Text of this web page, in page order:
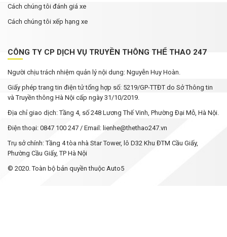
Cách chúng tôi đánh giá xe
Cách chúng tôi xếp hạng xe
CÔNG TY CP DỊCH VỤ TRUYỀN THÔNG THỂ THAO 247
Người chịu trách nhiệm quản lý nội dung: Nguyễn Huy Hoàn.
Giấy phép trang tin điện tử tổng hợp số: 5219/GP-TTĐT do Sở Thông tin
và Truyền thông Hà Nội cấp ngày 31/10/2019.
Địa chỉ giao dịch: Tầng 4, số 248 Lương Thế Vinh, Phường Đại Mỗ, Hà Nội.
Điện thoại: 0847 100 247 / Email: lienhe@thethao247.vn
Trụ sở chính: Tầng 4 tòa nhà Star Tower, lô D32 Khu ĐTM Cầu Giấy,
Phường Cầu Giấy, TP Hà Nội
© 2020. Toàn bộ bản quyền thuộc Auto5